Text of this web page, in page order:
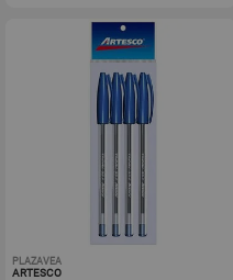
PLAZAVEA
ARTESCO